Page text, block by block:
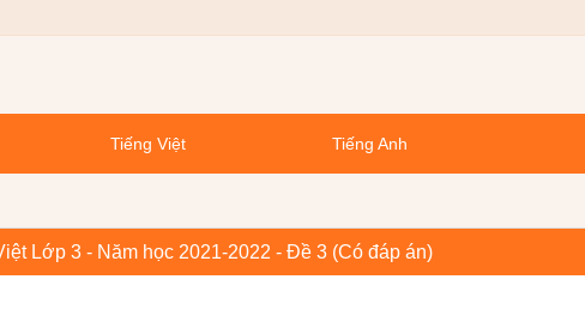
Tiếng Việt Tiếng Anh
Lớp 3 - Năm học 2021-2022 - Đề 3 (Có đáp án)